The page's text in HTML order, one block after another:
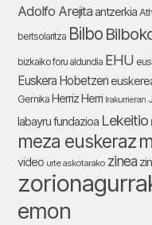
Adolfo Arejitaantzerkia
bertsolaritza Bilbo
bizkaiko foru aldundia EHU
Euskera Hobetzen
Gernika Herriz Herri Irakurrieran
labayru fundazioa Lekeitio
meza euskeraz
video urte askotarako zinea
emon